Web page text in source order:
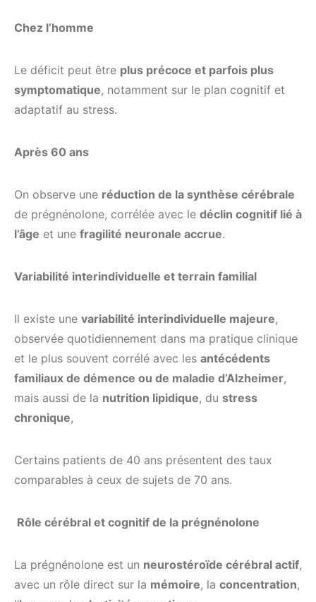
Chez l’homme
Le déficit peut être plus précoce et parfois plus
symptomatique, notamment sur le plan cognitif et
adaptatif au stress.
Après 60 ans
On observe une réduction de la synthèse cérébrale
de prégnénolone, corrélée avec le déclin cognitif lié à
l’âge et une fragilité neuronale accrue.
Variabilité interindividuelle et terrain familial
Il existe une variabilité interindividuelle majeure,
observée quotidiennement dans ma pratique clinique
et le plus souvent corrélé avec les antécédents
familiaux de démence ou de maladie d’Alzheimer,
mais aussi de la nutrition lipidique, du stress
chronique,
Certains patients de 40 ans présentent des taux
comparables à ceux de sujets de 70 ans.
Rôle cérébral et cognitif de la prégnénolone
La prégnénolone est un neurostéroïde cérébral actif,
avec un rôle direct sur la mémoire, la concentration,